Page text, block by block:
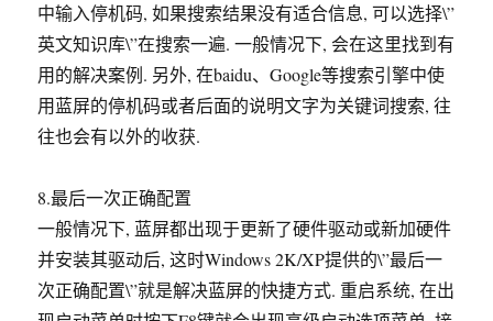
中输入停机码, 如果搜索结果没有适合信息, 可以选择\”
英文知识库\”在搜索一遍. 一般情况下, 会在这里找到有
用的解决案例. 另外, 在baidu、Google等搜索引擎中使
用蓝屏的停机码或者后面的说明文字为关键词搜索, 往
往也会有以外的收获.
8.最后一次正确配置
一般情况下, 蓝屏都出现于更新了硬件驱动或新加硬件
并安装其驱动后, 这时Windows 2K/XP提供的\”最后一
次正确配置\”就是解决蓝屏的快捷方式. 重启系统, 在出